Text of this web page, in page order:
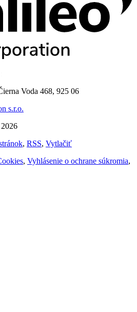
Voda 468, 925 06
s.r.o.
, RSS, Vytlačiť
, Vyhlásenie o ochrane súkromia,